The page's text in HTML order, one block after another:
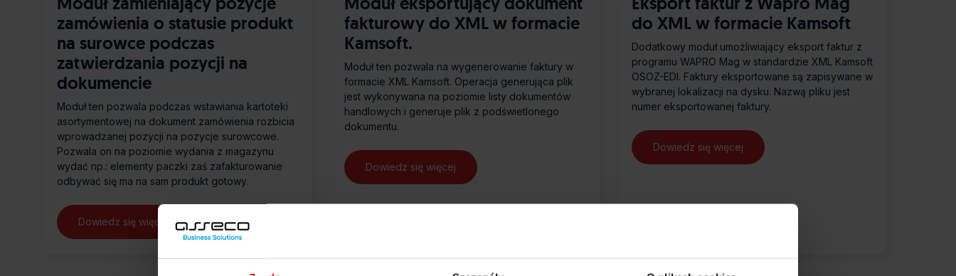
zamówienia o statusie produkt
na surowce podczas
zatwierdzania pozycji na
dokumencie
Moduł ten pozwala podczas wstawiania kartoteki
asortymentowej na dokument zamówienia rozbicia
wprowadzanej pozycji na pozycje surowcowe.
Pozwala on na poziomie wydania z magazynu
wydać np.: elementy paczki zaś zafakturowanie
odbywać się ma na sam produkt gotowy.
fakturowy do XML w formacie
Kamsoft.
Moduł ten pozwala na wygenerowanie faktury w
formacie XML Kamsoft. Operacja generująca plik
jest wykonywana na poziomie listy dokumentów
handlowych i generuje plik z podświetlonego
dokumentu.
do XML w formacie Kamsoft
Dodatkowy moduł umożliwiający eksport faktur z
programu WAPRO Mag w standardzie XML Kamsoft
OSOZ-EDI. Faktury eksportowane są zapisywane w
wybranej lokalizacji na dysku. Nazwą pliku jest
numer eksportowanej faktury.